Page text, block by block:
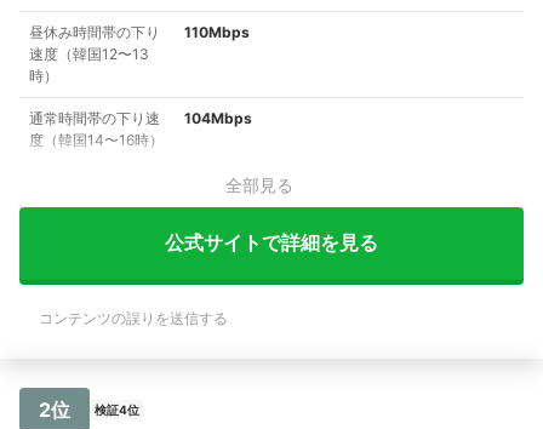
昼休み時間帯の下り
速度（韓国12〜13
時）
110Mbps
通常時間帯の下り速
度（韓国14〜16時）
104Mbps
全部見る
公式サイトで詳細を見る
コンテンツの誤りを送信する
2位 検証4位